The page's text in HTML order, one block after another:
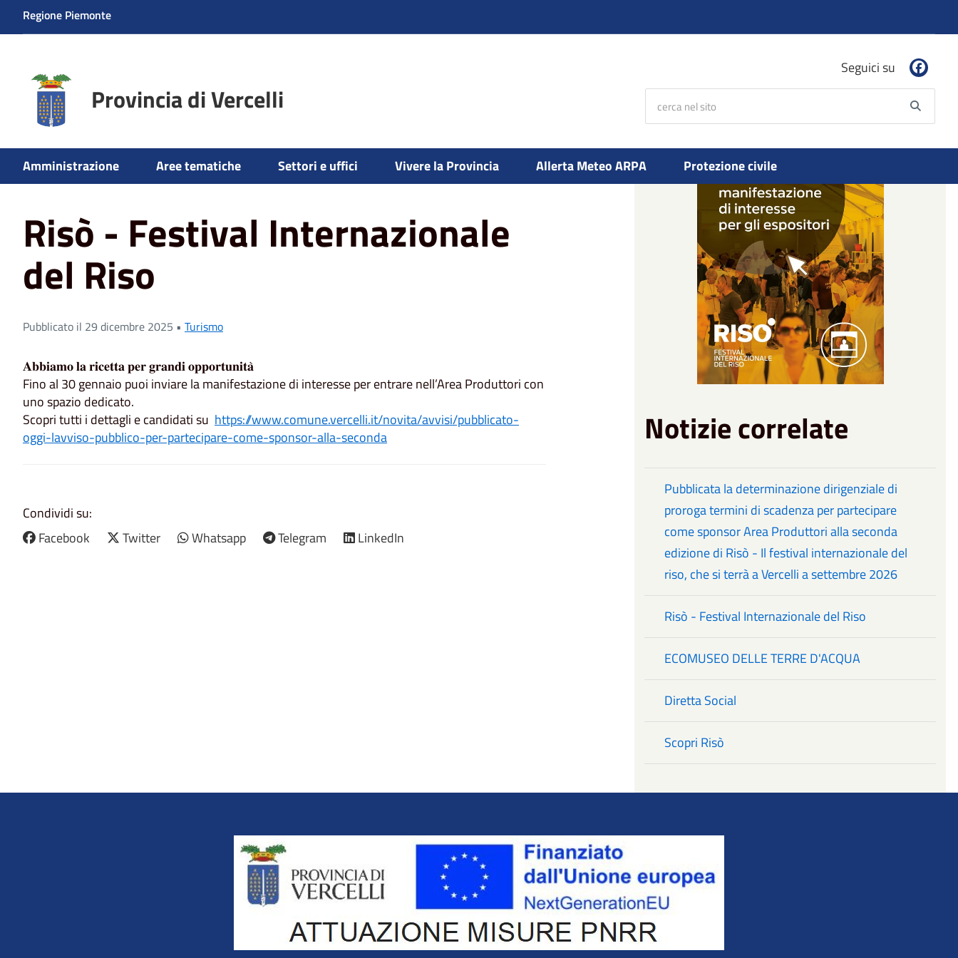
Regione Piemonte
Provincia di Vercelli
Seguici su
Amministrazione Aree tematiche Settori e uffici Vivere la Provincia Allerta Meteo ARPA Protezione civile
Home News Risò - Festival Internazionale del Riso
Risò - Festival Internazionale
del Riso
Pubblicato il 29 dicembre 2025 • Turismo
𝐀𝐛𝐛𝐢𝐚𝐦𝐨 𝐥𝐚 𝐫𝐢𝐜𝐞𝐭𝐭𝐚 𝐩𝐞𝐫 𝐠𝐫𝐚𝐧𝐝𝐢 𝐨𝐩𝐩𝐨𝐫𝐭𝐮𝐧𝐢𝐭𝐚̀
Fino al 30 gennaio puoi inviare la manifestazione di interesse per entrare nell’Area Produttori con
uno spazio dedicato.
Scopri tutti i dettagli e candidati su https://www.comune.vercelli.it/novita/avvisi/pubblicato-
oggi-lavviso-pubblico-per-partecipare-come-sponsor-alla-seconda
Condividi su:
Facebook
Twitter Whatsapp Telegram LinkedIn
Notizie correlate
Pubblicata la determinazione dirigenziale di
proroga termini di scadenza per partecipare
come sponsor Area Produttori alla seconda
edizione di Risò - Il festival internazionale del
riso, che si terrà a Vercelli a settembre 2026
Risò - Festival Internazionale del Riso
ECOMUSEO DELLE TERRE D'ACQUA
Diretta Social
Scopri Risò
Title